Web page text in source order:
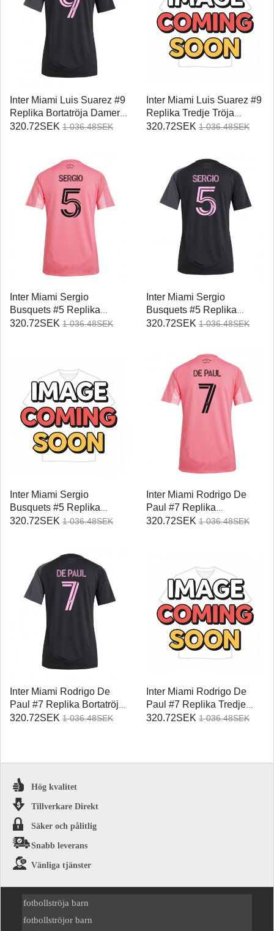
Inter Miami Luis Suarez #9
Replika Bortatröja Damer
2025-26 Kortärmad
320.72SEK 1 036.48SEK
Inter Miami Luis Suarez #9
Replika Tredje Tröja
Damer 2025-26 Kortärmad
320.72SEK 1 036.48SEK
Inter Miami Sergio
Busquets #5 Replika
Hemmatröja Damer 2025-
320.72SEK 1 036.48SEK
Inter Miami Sergio
Busquets #5 Replika
Bortatröja Damer 2025-26
320.72SEK 1 036.48SEK
Inter Miami Sergio
Busquets #5 Replika
Tredje Tröja Damer 2025-
320.72SEK 1 036.48SEK
Inter Miami Rodrigo De
Paul #7 Replika
Hemmatröja Damer 2025-
320.72SEK 1 036.48SEK
Inter Miami Rodrigo De
Paul #7 Replika Bortatröja
Damer 2025-26 Kortärmad
320.72SEK 1 036.48SEK
Inter Miami Rodrigo De
Paul #7 Replika Tredje
Tröja Damer 2025-26
320.72SEK 1 036.48SEK
Hög kvalitet
Tillverkare Direkt
Säker och pålitlig
Snabb leverans
Vänliga tjänster
fotbollströja barn
fotbollströjor barn